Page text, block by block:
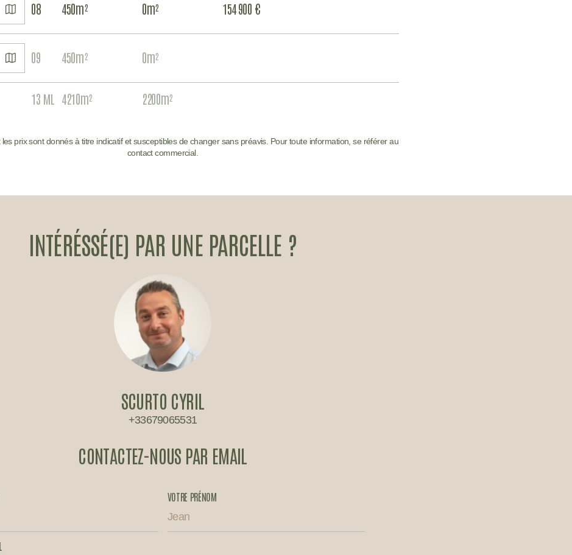
VOIR
08 450m² 0m² 154 900 €
VOIR
09 450m² 0m²
13 ML 4210m² 2200m²
les prix sont donnés à titre indicatif et susceptibles de changer sans préavis. Pour toute information, se référer au
contact commercial.
INTÉRÉSSÉ(E) PAR UNE PARCELLE ?
SCURTO CYRIL
+33679065531
CONTACTEZ-NOUS PAR EMAIL
VOTRE PRÉNOM